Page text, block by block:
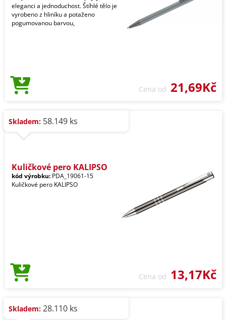
eleganci a jednoduchost. Štíhlé tělo je
vyrobeno z hliníku a potaženo
pogumovanou barvou,
Cena od 21,69Kč
Skladem: 58.149 ks
Kuličkové pero KALIPSO
kód výrobku: PDA_19061-15
Kuličkové pero KALIPSO
Cena od 13,17Kč
Skladem: 28.110 ks